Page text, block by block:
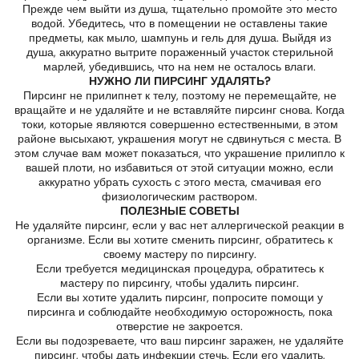
Прежде чем выйти из душа, тщательно промойте это место
водой. Убедитесь, что в помещении не оставлены такие
предметы, как мыло, шампунь и гель для душа. Выйдя из
душа, аккуратно вытрите пораженный участок стерильной
марлей, убедившись, что на нем не осталось влаги.
НУЖНО ЛИ ПИРСИНГ УДАЛЯТЬ?
Пирсинг не прилипнет к телу, поэтому не перемещайте, не
вращайте и не удаляйте и не вставляйте пирсинг снова. Когда
токи, которые являются совершенно естественными, в этом
районе высыхают, украшения могут не сдвинуться с места. В
этом случае вам может показаться, что украшение прилипло к
вашей плоти, но избавиться от этой ситуации можно, если
аккуратно убрать сухость с этого места, смачивая его
физиологическим раствором.
ПОЛЕЗНЫЕ СОВЕТЫ
Не удаляйте пирсинг, если у вас нет аллергической реакции в
организме. Если вы хотите сменить пирсинг, обратитесь к
своему мастеру по пирсингу.
Если требуется медицинская процедура, обратитесь к
мастеру по пирсингу, чтобы удалить пирсинг.
Если вы хотите удалить пирсинг, попросите помощи у
пирсинга и соблюдайте необходимую осторожность, пока
отверстие не закроется.
Если вы подозреваете, что ваш пирсинг заражен, не удаляйте
пирсинг, чтобы дать инфекции стечь. Если его удалить,